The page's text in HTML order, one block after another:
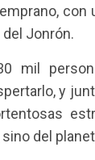
con
Jonrón.
mil
y
del